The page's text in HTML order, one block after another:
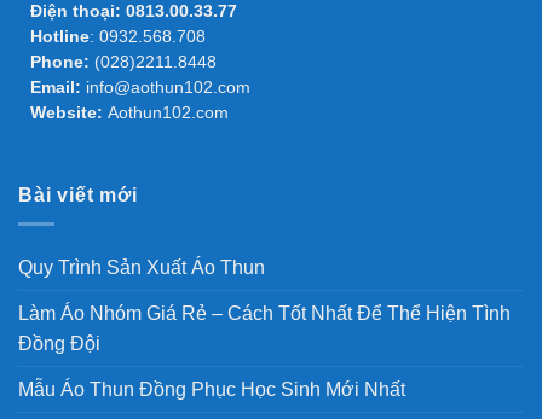
Điện thoại: 0813.00.33.77
Hotline: 0932.568.708
Phone: (028)2211.8448
Email: info@aothun102.com
Website: Aothun102.com
Bài viết mới
Quy Trình Sản Xuất Áo Thun
Làm Áo Nhóm Giá Rẻ – Cách Tốt Nhất Để Thể Hiện Tình
Đồng Đội
Mẫu Áo Thun Đồng Phục Học Sinh Mới Nhất